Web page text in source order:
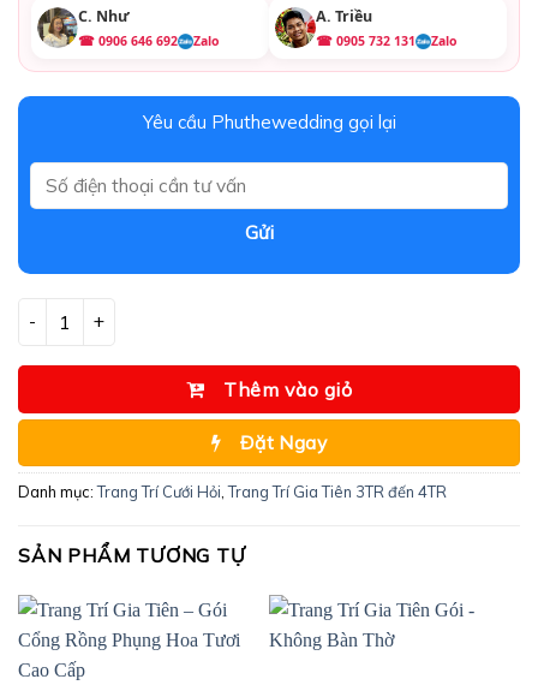
C. Như
☎ 0906 646 692 Zalo
A. Triều
☎ 0905 732 131 Zalo
Yêu cầu Phuthewedding gọi lại
Gửi
Thêm vào giỏ
Đặt Ngay
Danh mục:Trang Trí Cưới Hỏi ,Trang Trí Gia Tiên 3TR đến 4TR
SẢN PHẨM TƯƠNG TỰ